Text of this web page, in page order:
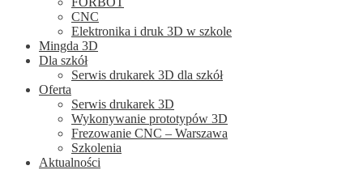
CNC
Elektronika i druk 3D w szkole
Mingda 3D
Dla szkół
Serwis drukarek 3D dla szkół
Oferta
Serwis drukarek 3D
Wykonywanie prototypów 3D
Frezowanie CNC – Warszawa
Szkolenia
Aktualności